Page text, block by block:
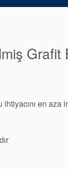
Grafit
en aza